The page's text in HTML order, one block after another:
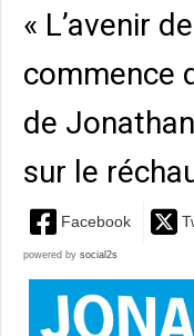
« L’avenir
commence
de
sur le
Facebook
powered by social2s